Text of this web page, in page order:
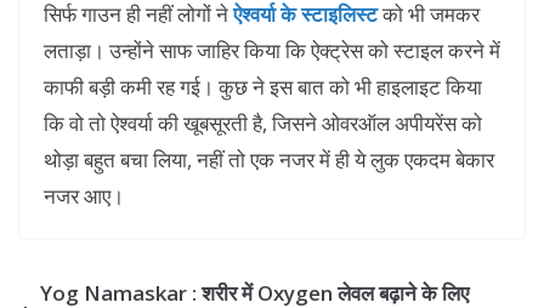
सिर्फ गाउन ही नहीं लोगों नेऐश्वर्या के स्टाइलिस्टको भी जमकर
लताड़ा। उन्होंने साफ जाहिर किया कि ऐक्ट्रेस को स्टाइल करने में
काफी बड़ी कमी रह गई। कुछ ने इस बात को भी हाइलाइट किया
कि वो तो ऐश्वर्या की खूबसूरती है, जिसने ओवरऑल अपीयरेंस को
थोड़ा बहुत बचा लिया, नहीं तो एक नजर में ही ये लुक एकदम बेकार
नजर आए।
Yog Namaskar : शरीर में Oxygen लेवल बढ़ाने के लिए